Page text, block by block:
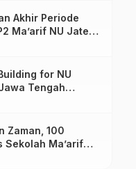
Akhir Periode
Ma’arif NU Jateng
Link and Match
for NU
Tengah
Jalan Menuju
Zaman, 100
Sekolah Ma’arif
Literasi